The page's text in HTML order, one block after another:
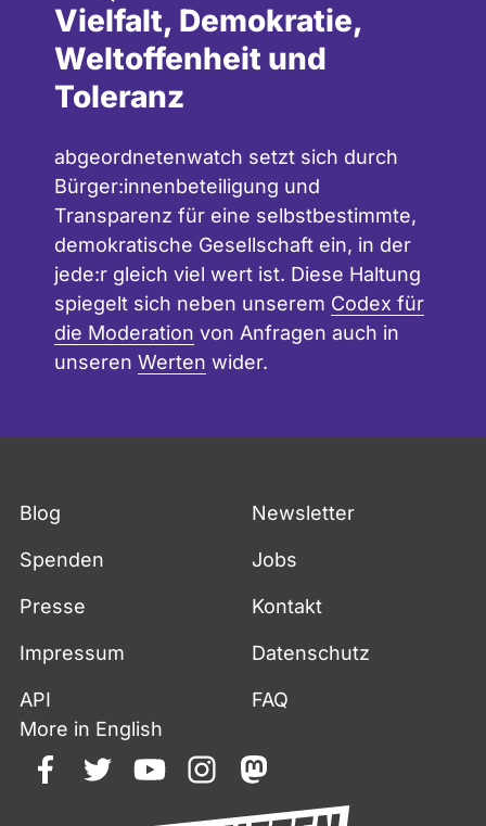
Vielfalt, Demokratie,
Weltoffenheit und
Toleranz
abgeordnetenwatch setzt sich durch
Bürger:innenbeteiligung und
Transparenz für eine selbstbestimmte,
demokratische Gesellschaft ein, in der
jede:r gleich viel wert ist. Diese Haltung
spiegelt sich neben unserem Codex für
die Moderation von Anfragen auch in
unseren Werten wider.
Blog Newsletter
Spenden Jobs
Presse Kontakt
Impressum Datenschutz
API
FAQ
More in English
facebooktwitteryoutubeinstagrammastodon